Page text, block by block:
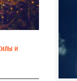
и